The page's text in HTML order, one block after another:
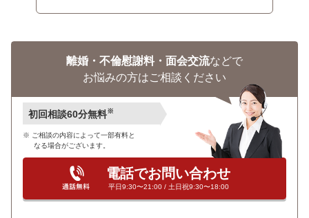
離婚・不倫慰謝料・面会交流などで
お悩みの方はご相談ください
初回相談60分無料※
ご相談の内容によって一部有料と
なる場合がございます。
電話でお問い合わせ
平日9:30〜21:00 / 土日祝9:30〜18:00